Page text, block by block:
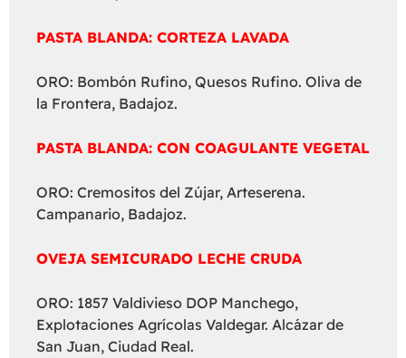
PASTA BLANDA: CORTEZA LAVADA
ORO: Bombón Rufino, Quesos Rufino. Oliva de
la Frontera, Badajoz.
PASTA BLANDA: CON COAGULANTE VEGETAL
ORO: Cremositos del Zújar, Arteserena.
Campanario, Badajoz.
OVEJA SEMICURADO LECHE CRUDA
ORO: 1857 Valdivieso DOP Manchego,
Explotaciones Agrícolas Valdegar. Alcázar de
San Juan, Ciudad Real.